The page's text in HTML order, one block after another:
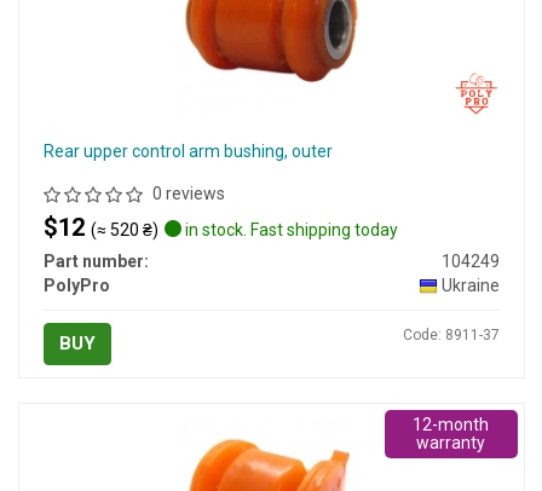
Rear upper control arm bushing, outer
0 reviews
$12 (≈ 520 ₴)
in stock. Fast shipping today
Part number:
104249
PolyPro
Ukraine
BUY Code: 8911-37
12-month
warranty